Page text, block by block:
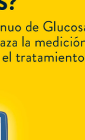
con 1 presentación
PAMI.